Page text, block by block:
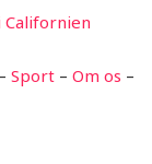
– Sport – Om os –